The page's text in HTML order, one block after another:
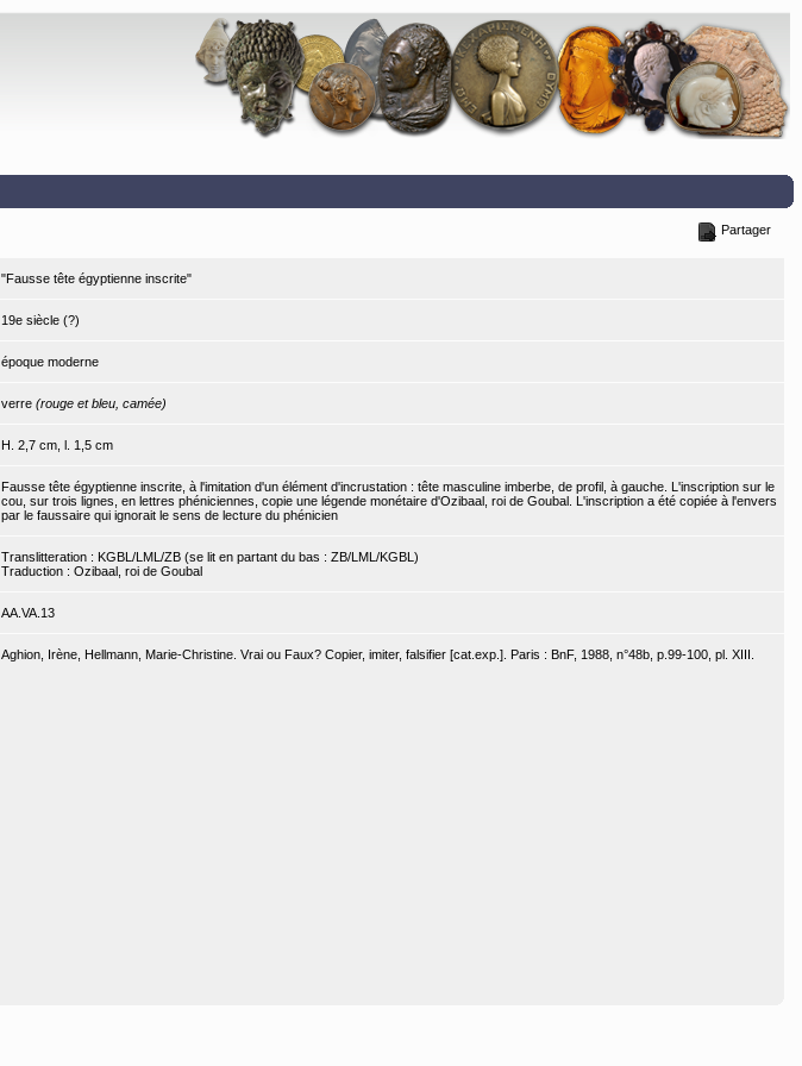
Partager
"Fausse tête égyptienne inscrite"
19e siècle (?)
époque moderne
verre (rouge et bleu, camée)
H. 2,7 cm, l. 1,5 cm
Fausse tête égyptienne inscrite, à l'imitation d'un élément d'incrustation : tête masculine imberbe, de profil, à gauche. L'inscription sur le
cou, sur trois lignes, en lettres phéniciennes, copie une légende monétaire d'Ozibaal, roi de Goubal. L'inscription a été copiée à l'envers
par le faussaire qui ignorait le sens de lecture du phénicien
Translitteration : KGBL/LML/ZB (se lit en partant du bas : ZB/LML/KGBL)
Traduction : Ozibaal, roi de Goubal
AA.VA.13
Aghion, Irène, Hellmann, Marie-Christine. Vrai ou Faux? Copier, imiter, falsifier [cat.exp.]. Paris : BnF, 1988, n°48b, p.99-100, pl. XIII.